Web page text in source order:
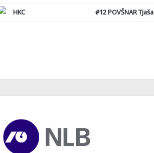
HKC #12POVŠNAR Tjaša